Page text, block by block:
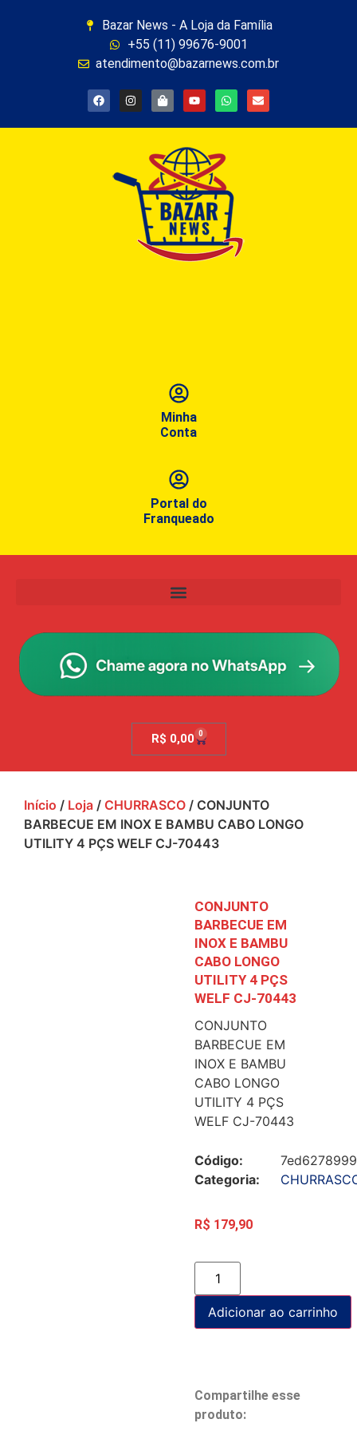
Bazar News - A Loja da Família
+55 (11) 99676-9001
atendimento@bazarnews.com.br
Minha
Conta
Portal do
Franqueado
R$ 0,00 0
Início / Loja / CHURRASCO / CONJUNTO
BARBECUE EM INOX E BAMBU CABO LONGO
UTILITY 4 PÇS WELF CJ-70443
CONJUNTO
BARBECUE EM
INOX E BAMBU
CABO LONGO
UTILITY 4 PÇS
WELF CJ-70443
CONJUNTO
BARBECUE EM
INOX E BAMBU
CABO LONGO
UTILITY 4 PÇS
WELF CJ-70443
Código:
Categoria:
R$ 179,90
Adicionar ao carrinho
Compartilhe esse
produto: